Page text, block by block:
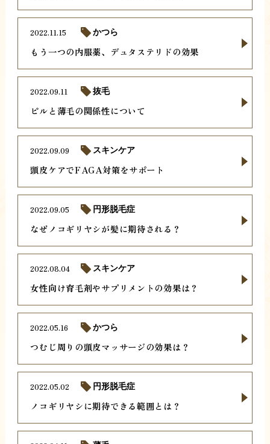
もう一つの内服薬、デュタステリドの効果
2022.11.15 かつら
ピルと薄毛の関係性について
2022.09.11 抜毛
頭皮ケアでFAGA対策をサポート
2022.09.09 スキンケア
なぜノコギリヤシが髪に期待される？
2022.09.05 円形脱毛症
女性向け育毛剤やサプリメントの効果は？
2022.08.04 スキンケア
つむじ周りの頭皮マッサージの効果は？
2022.05.16 かつら
ノコギリヤシに期待できる範囲とは？
2022.05.02 円形脱毛症